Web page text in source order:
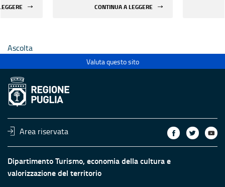
CONTINUA A LEGGERE
Ascolta
Valuta questo sito
Area riservata
Dipartimento Turismo, economia della cultura e
valorizzazione del territorio